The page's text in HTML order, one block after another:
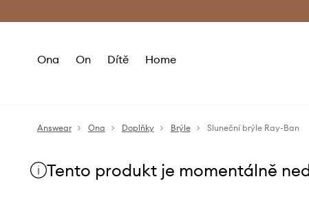
Doručení a
Ona On Dítě Home
Answear Ona Doplňky Brýle Sluneční brýle Ray-Ban
Tento produkt je momentálně